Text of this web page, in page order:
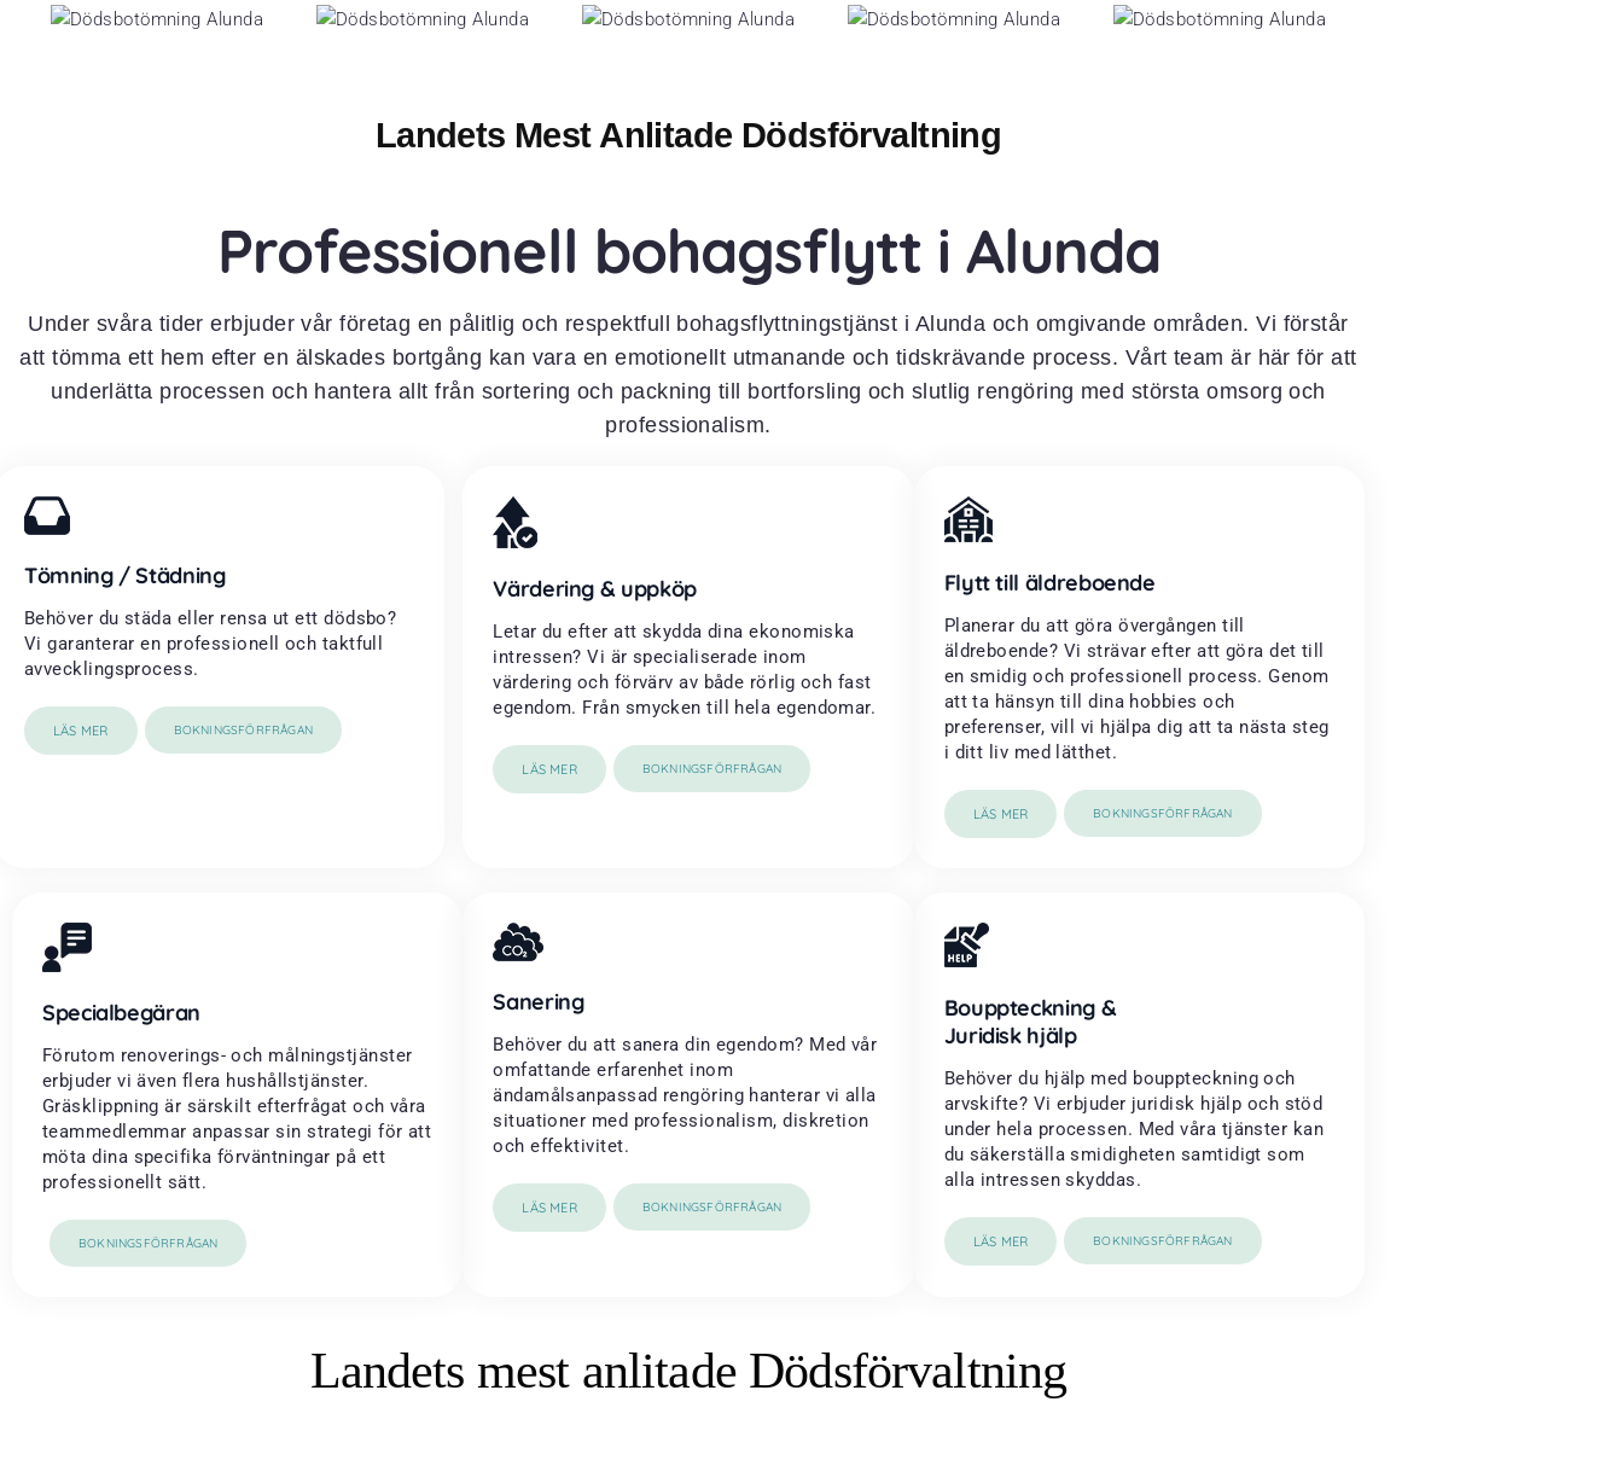
Landets Mest Anlitade Dödsförvaltning
Professionell bohagsflytt i Alunda
Under svåra tider erbjuder vår företag en pålitlig och respektfull bohagsflyttningstjänst i Alunda och omgivande områden. Vi förstår
att tömma ett hem efter en älskades bortgång kan vara en emotionellt utmanande och tidskrävande process. Vårt team är här för att
underlätta processen och hantera allt från sortering och packning till bortforsling och slutlig rengöring med största omsorg och
professionalism.
Tömning / Städning
Behöver du städa eller rensa ut ett dödsbo?
Vi garanterar en professionell och taktfull
avvecklingsprocess.
LÄS MER BOKNINGSFÖRFRÅGAN
Värdering & uppköp
Letar du efter att skydda dina ekonomiska
intressen? Vi är specialiserade inom
värdering och förvärv av både rörlig och fast
egendom. Från smycken till hela egendomar.
LÄS MER BOKNINGSFÖRFRÅGAN
Flytt till äldreboende
Planerar du att göra övergången till
äldreboende? Vi strävar efter att göra det till
en smidig och professionell process. Genom
att ta hänsyn till dina hobbies och
preferenser, vill vi hjälpa dig att ta nästa steg
i ditt liv med lätthet.
LÄS MER BOKNINGSFÖRFRÅGAN
Specialbegäran
Förutom renoverings- och målningstjänster
erbjuder vi även flera hushållstjänster.
Gräsklippning är särskilt efterfrågat och våra
teammedlemmar anpassar sin strategi för att
möta dina specifika förväntningar på ett
professionellt sätt.
BOKNINGSFÖRFRÅGAN
Sanering
Behöver du att sanera din egendom? Med vår
omfattande erfarenhet inom
ändamålsanpassad rengöring hanterar vi alla
situationer med professionalism, diskretion
och effektivitet.
LÄS MER BOKNINGSFÖRFRÅGAN
Bouppteckning &
Juridisk hjälp
Behöver du hjälp med bouppteckning och
arvskifte? Vi erbjuder juridisk hjälp och stöd
under hela processen. Med våra tjänster kan
du säkerställa smidigheten samtidigt som
alla intressen skyddas.
LÄS MER BOKNINGSFÖRFRÅGAN
Landets mest anlitade Dödsförvaltning